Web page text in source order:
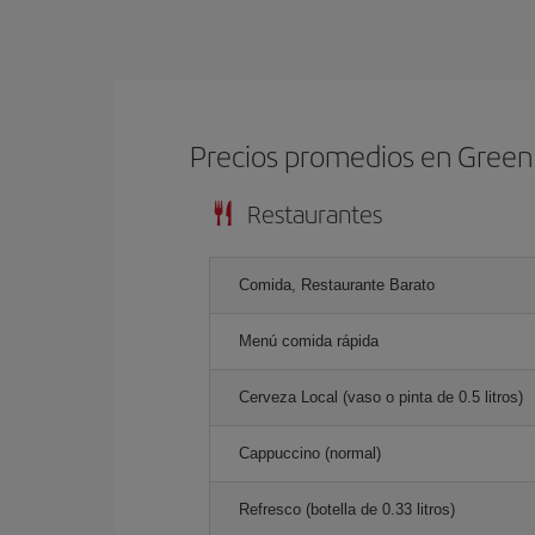
Precios promedios en
Restaurantes
Comida, Restaurante Barato
Menú comida rápida
Cerveza Local (vaso o pinta de 0.5 litros)
Cappuccino (normal)
Refresco (botella de 0.33 litros)